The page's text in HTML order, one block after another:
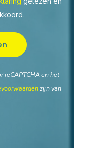
reCAPTCHA en het
zijn van